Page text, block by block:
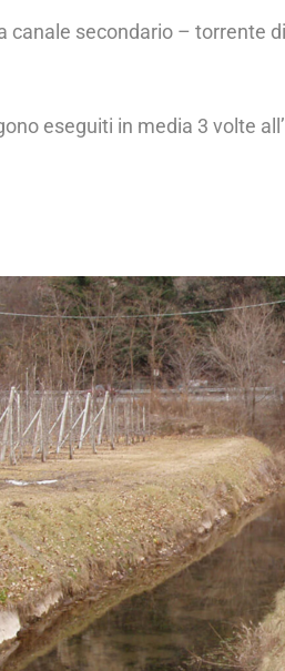
canale secondario – torrente
eseguiti in media 3 volte